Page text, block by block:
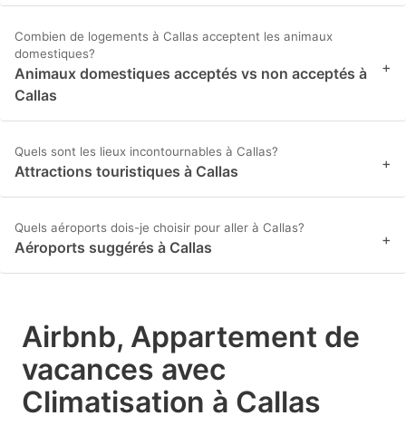
Combien de logements à Callas acceptent les animaux
domestiques?
Animaux domestiques acceptés vs non acceptés à
Callas
+
Quels sont les lieux incontournables à Callas?
Attractions touristiques à Callas +
Quels aéroports dois-je choisir pour aller à Callas?
Aéroports suggérés à Callas +
Airbnb, Appartement de
vacances avec
Climatisation à Callas